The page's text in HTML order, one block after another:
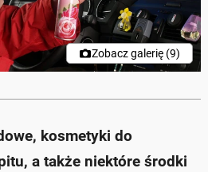
Zobacz galerię (9)
kosmetyki do
a także niektóre środki